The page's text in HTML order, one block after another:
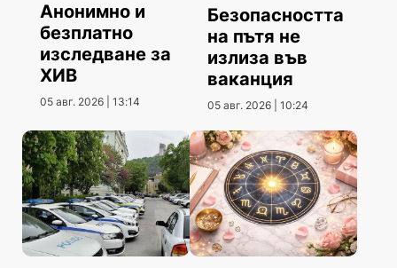
Анонимно и
безплатно
изследване за
ХИВ
05 авг. 2026 | 13:14
Безопасността
на пътя не
излиза във
ваканция
05 авг. 2026 | 10:24